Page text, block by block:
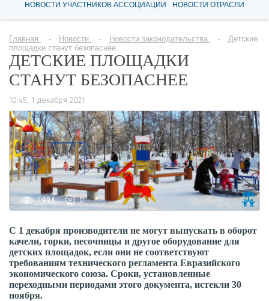
НОВОСТИ УЧАСТНИКОВ АССОЦИАЦИИ
НОВОСТИ ОТРАСЛИ
Главная Новости Новости законодательства
Детские
площадки станут безопаснее
ДЕТСКИЕ ПЛОЩАДКИ
СТАНУТ БЕЗОПАСНЕЕ
10:45, 1 декабря 2021
1994 0
С 1 декабря производители не могут выпускать в оборот
качели, горки, песочницы и другое оборудование для
детских площадок, если они не соответствуют
требованиям технического регламента Евразийского
экономического союза. Сроки, установленные
переходными периодами этого документа, истекли 30
ноября.